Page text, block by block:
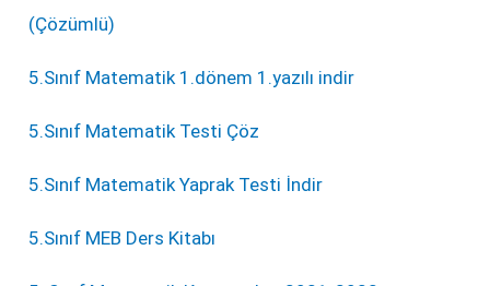
(Çözümlü)
5.Sınıf Matematik 1.dönem 1.yazılı indir
5.Sınıf Matematik Testi Çöz
5.Sınıf Matematik Yaprak Testi İndir
5.Sınıf MEB Ders Kitabı